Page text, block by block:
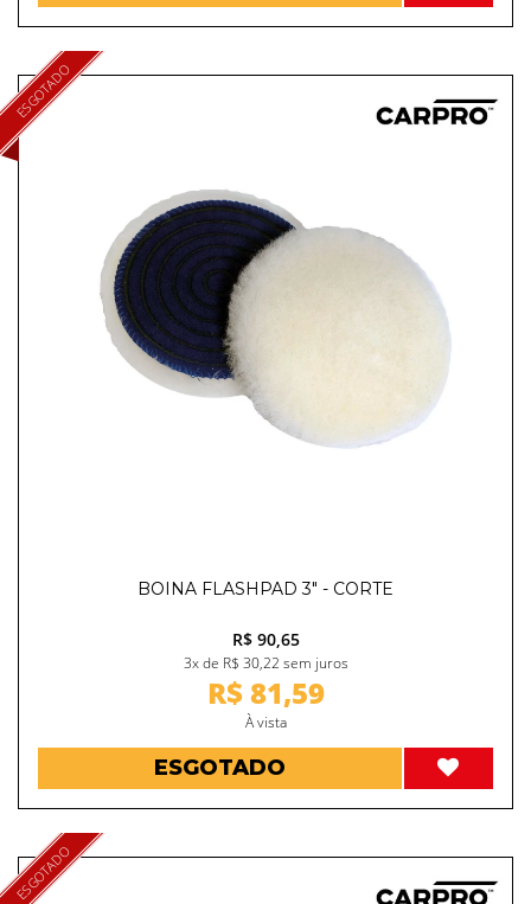
ESGOTADO
BOINA FLASHPAD 3" - CORTE
R$ 90,65
3x de R$ 30,22 sem juros
R$ 81,59
À vista
ESGOTADO
ESGOTADO